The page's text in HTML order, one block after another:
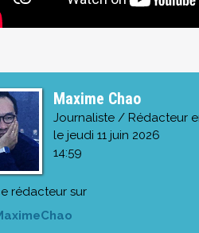
Maxime Chao
Journaliste / Rédacteur
le jeudi 11 juin 2026
14:59
rédacteur sur